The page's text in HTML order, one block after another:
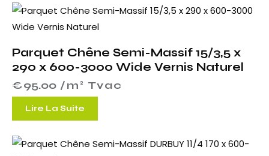
Parquet Chêne Semi-Massif 15/3,5 x
290 x 600-3000 Wide Vernis Naturel
€95.00 /m² Tvac
Lire La Suite